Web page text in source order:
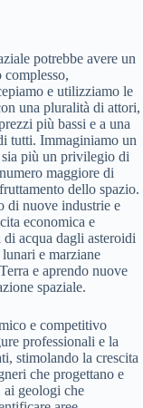
potrebbe avere un
e utilizziamo le
una pluralità di attori,
più bassi e a una
tutti. Immaginiamo un
sia più un privilegio di
maggiore di
dello spazio.
di nuove industrie e
economica e
acqua dagli asteroidi
e marziane
e aprendo nuove
spaziale.
e competitivo
professionali e la
stimolando la crescita
che progettano e
ai geologi che